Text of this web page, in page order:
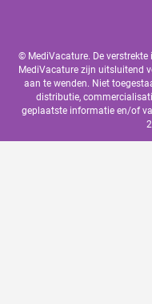
© MediVacature. De
MediVacature zijn uitsluitend
aan te wenden. Niet
distributie,
geplaatste informatie en/of